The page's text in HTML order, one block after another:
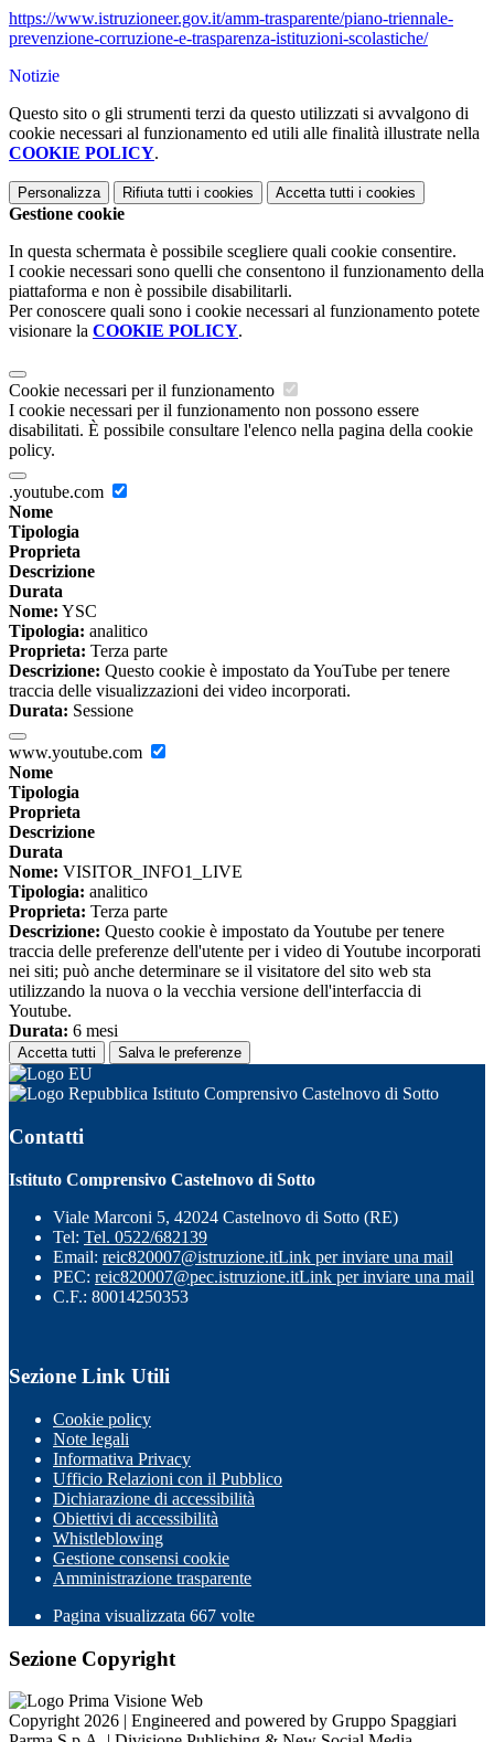
https://www.istruzioneer.gov.it/amm-trasparente/piano-triennale-
prevenzione-corruzione-e-trasparenza-istituzioni-scolastiche/
Notizie
Questo sito o gli strumenti terzi da questo utilizzati si avvalgono di
cookie necessari al funzionamento ed utili alle finalità illustrate nella
COOKIE POLICY.
Personalizza Rifiuta tutti i cookies Accetta tutti i cookies
Gestione cookie
In questa schermata è possibile scegliere quali cookie consentire.
I cookie necessari sono quelli che consentono il funzionamento della
piattaforma e non è possibile disabilitarli.
Per conoscere quali sono i cookie necessari al funzionamento potete
visionare la COOKIE POLICY.
Cookie necessari per il funzionamento
I cookie necessari per il funzionamento non possono essere
disabilitati. È possibile consultare l'elenco nella pagina della cookie
policy.
.youtube.com
Nome
Tipologia
Proprieta
Descrizione
Durata
Nome: YSC
Tipologia: analitico
Proprieta: Terza parte
Descrizione: Questo cookie è impostato da YouTube per tenere
traccia delle visualizzazioni dei video incorporati.
Durata: Sessione
www.youtube.com
Nome
Tipologia
Proprieta
Descrizione
Durata
Nome: VISITOR_INFO1_LIVE
Tipologia: analitico
Proprieta: Terza parte
Descrizione: Questo cookie è impostato da Youtube per tenere
traccia delle preferenze dell'utente per i video di Youtube incorporati
nei siti; può anche determinare se il visitatore del sito web sta
utilizzando la nuova o la vecchia versione dell'interfaccia di
Youtube.
Durata: 6 mesi
Accetta tutti Salva le preferenze
Istituto Comprensivo Castelnovo di Sotto
Contatti
Istituto Comprensivo Castelnovo di Sotto
Viale Marconi 5, 42024 Castelnovo di Sotto (RE)
Tel: Tel. 0522/682139
Email: reic820007@istruzione.itLink per inviare una mail
PEC: reic820007@pec.istruzione.itLink per inviare una mail
C.F.: 80014250353
Sezione Link Utili
Cookie policy
Note legali
Informativa Privacy
Ufficio Relazioni con il Pubblico
Dichiarazione di accessibilità
Obiettivi di accessibilità
Whistleblowing
Gestione consensi cookie
Amministrazione trasparente
Pagina visualizzata 667 volte
Sezione Copyright
Copyright 2026 | Engineered and powered by Gruppo Spaggiari